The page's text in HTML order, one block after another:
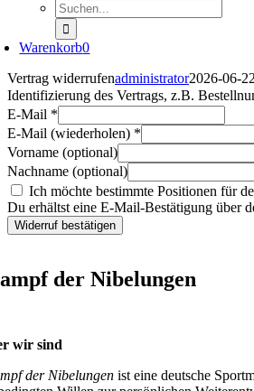
Suche
nach:
Warenkorb0
Vertrag widerrufenadministrator2026-06-
Identifizierung des Vertrags, z.B.
E-Mail *
E-Mail (wiederholen) *
Vorname (optional)
Nachname (optional)
Ich möchte bestimmte Positionen für
Du erhältst eine E-Mail-Bestätigung über
Widerruf bestätigen
der Nibelungen
wir sind
der Nibelungen ist eine deutsche